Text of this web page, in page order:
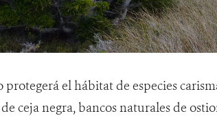
el hábitat de especies
ceja negra, bancos naturales de